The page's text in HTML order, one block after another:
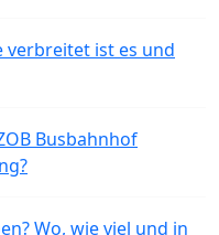
verbreitet ist es und
Busbahnhof
Wo, wie viel und in